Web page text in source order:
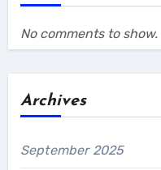
No comments to show.
Archives
September 2025